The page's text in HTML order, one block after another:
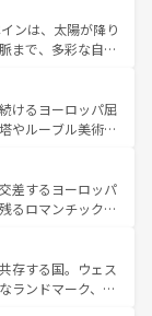
マルフィ海岸の絶
合間には、本場の
を堪能することも
旅をしてみよう！
一覧 を参照してほ
ンは、太陽が降り
まで、多彩な自然
メンコ、熱気あふ
の一部となってい
や、バルセロナの
で多彩な表情を見
スペインはその個
。 なお、新着のスペイン情報はコ
けるヨーロッパ屈
やルーブル美術館
宮殿、歴史的な大
が、訪れる者を心
国としても知ら
、プロヴァンスの
み方が可能だ。さ
おり、どの街角に
差するヨーロッパ
るロマンチック街
ることがない。ベ
ルプスの絶景、そ
景は必見。ビール
存する国。ウェス
ランドマーク、歴